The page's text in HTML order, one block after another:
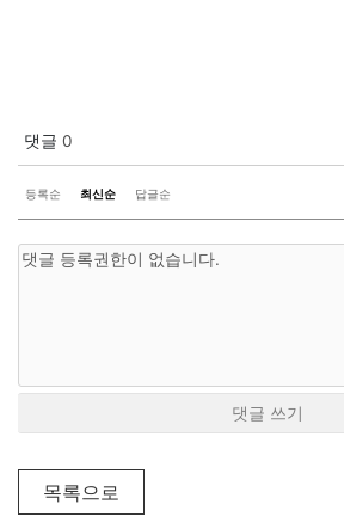
댓글 0
등록순 최신순 답글순
댓글 쓰기
목록으로